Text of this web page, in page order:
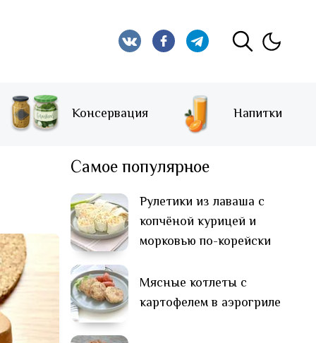
Консервация Напитки
Самое популярное
Рулетики из лаваша с
копчёной курицей и
морковью по-корейски
Мясные котлеты с
картофелем в аэрогриле